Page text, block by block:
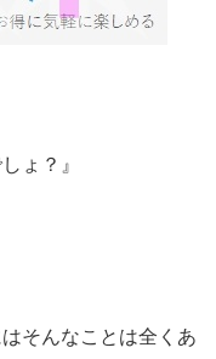
ょ？』
そんなことは全くあ